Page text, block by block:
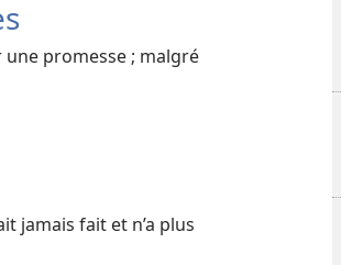
promesse ; malgré
jamais fait et n’a plus